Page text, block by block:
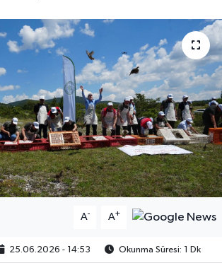
A- A+
25.06.2026 - 14:53 Okunma Süresi: 1 Dk